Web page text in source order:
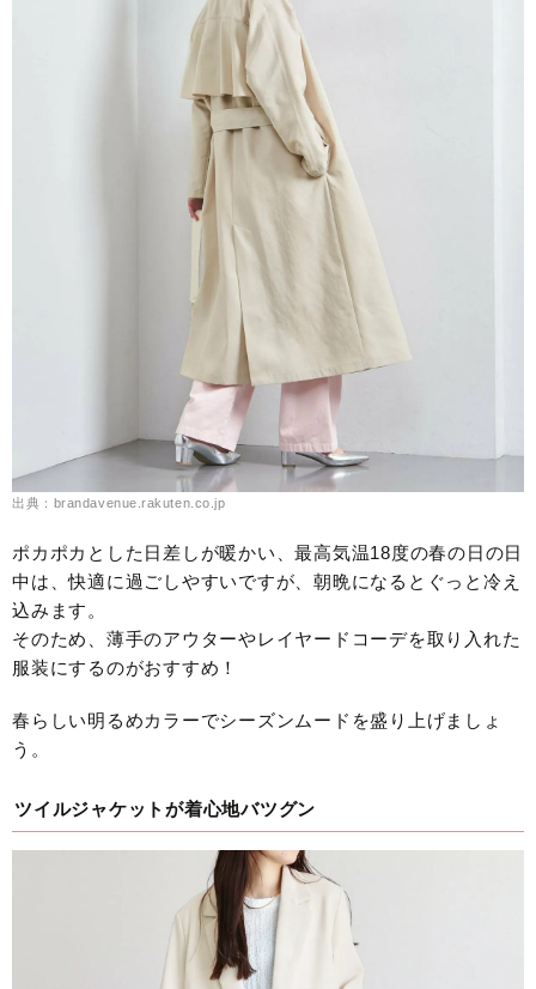
出典：brandavenue.rakuten.co.jp
ポカポカとした日差しが暖かい、最高気温18度の春の日の日
中は、快適に過ごしやすいですが、朝晩になるとぐっと冷え
込みます。
そのため、薄手のアウターやレイヤードコーデを取り入れた
服装にするのがおすすめ！
春らしい明るめカラーでシーズンムードを盛り上げましょ
う。
ツイルジャケットが着心地バツグン